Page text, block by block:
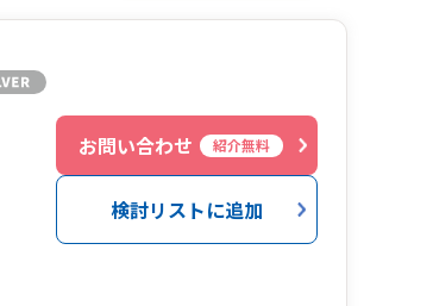
お問い合わせ 紹介無料
検討リストに追加